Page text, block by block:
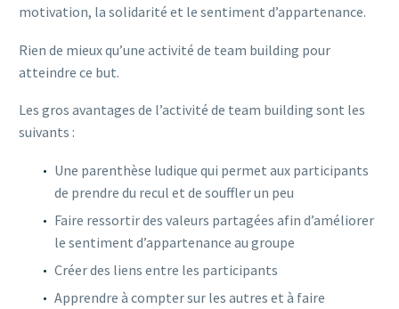
motivation, la solidarité et le sentiment d’appartenance.
Rien de mieux qu’une activité de team building pour
atteindre ce but.
Les gros avantages de l’activité de team building sont les
suivants :
Une parenthèse ludique qui permet aux participants
de prendre du recul et de souffler un peu
Faire ressortir des valeurs partagées afin d’améliorer
le sentiment d’appartenance au groupe
Créer des liens entre les participants
Apprendre à compter sur les autres et à faire